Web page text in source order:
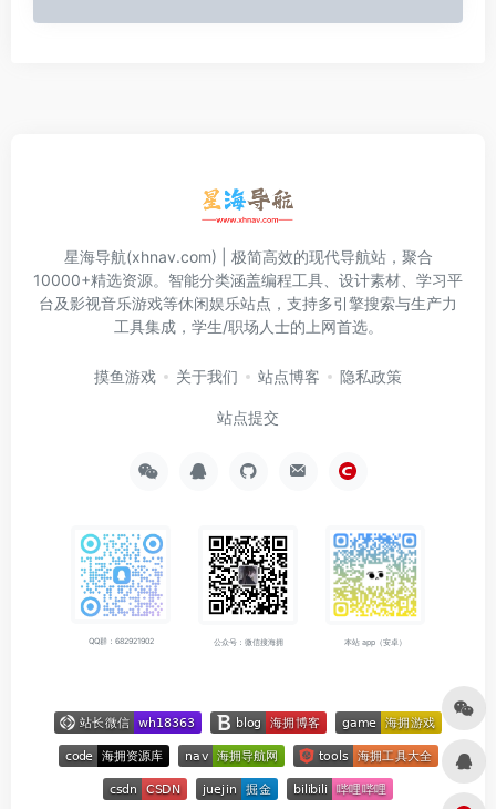
星海导航(xhnav.com) | 极简高效的现代导航站，聚合
10000+精选资源。智能分类涵盖编程工具、设计素材、学习平
台及影视音乐游戏等休闲娱乐站点，支持多引擎搜索与生产力
工具集成，学生/职场人士的上网首选。
摸鱼游戏 关于我们 站点博客 隐私政策
站点提交
QQ群：682921902 公众号：微信搜海拥 本站 app（安卓）